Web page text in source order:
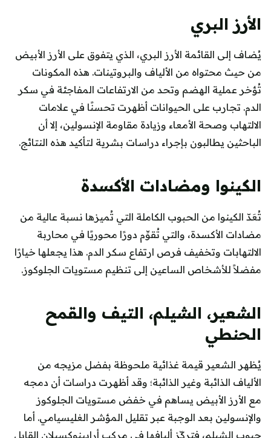
الأرز البري
يُضاف إلى القائمة الأرز البري، الذي يتفوق على الأرز الأبيض
من حيث محتواه من الألياف والبروتينات. هذه المكونات
تُؤخر عملية الهضم وتحد من الارتفاعات المفاجئة في سكر
الدم. تجارب على الحيوانات أظهرت تحسنًا في علامات
الالتهاب وصحة الأمعاء وزيادة مقاومة الإنسولين، إلا أن
الباحثين يطالبون بإجراء دراسات بشرية لتأكيد هذه النتائج.
الكينوا ومضادات الأكسدة
تُعَدّ الكينوا من الحبوب الكاملة التي تُميزها نسبة عالية من
مضادات الأكسدة، والتي تُقوِّم دورًا محوريًا في محاربة
الالتهابات وتخفيف فرص ارتفاع سكر الدم. هذا يجعلها خيارًا
مفضلاً للأشخاص الساعين إلى تنظيم مستويات الجلوكوز.
الشعير، الشيلم، التيف والقمح
الحنطي
يُظهر الشعير قيمة غذائية ملحوظة بفضل مزيجه من
الألياف الذائبة وغير الذائبة؛ وقد أظهرت دراسات أن دمجه
مع الأرز الأبيض يساهم في خفض مستويات الجلوكوز
والإنسولين بعد الوجبة عبر تقليل المؤشر الغليسيامي. أما
حبوب الشيلم، فتركّز أليافها في مركب أرابينوكسيلان القابل